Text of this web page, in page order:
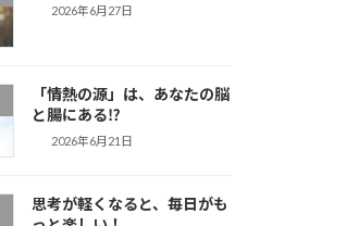
2026年6月27日
「情熱の源」は、あなたの脳
と腸にある⁉️
2026年6月21日
思考が軽くなると、毎日がも